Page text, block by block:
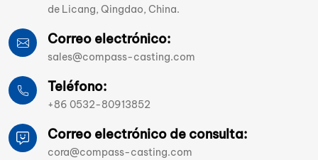
de Licang, Qingdao, China.
Correo electrónico:
sales@compass-casting.com
Teléfono:
+86 0532-80913852
Correo electrónico de consulta:
cora@compass-casting.com